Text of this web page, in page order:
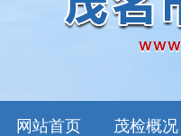
网站首页 茂检概况